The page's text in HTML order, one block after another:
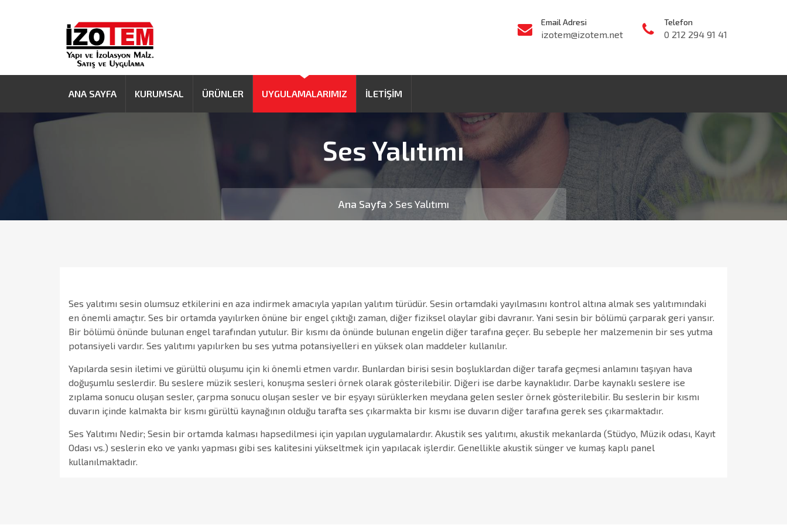
Email Adresi
izotem@izotem.net
Telefon
0 212 294 91 41
ANA SAYFA KURUMSAL ÜRÜNLER UYGULAMALARIMIZ İLETIŞIM
Ses Yalıtımı
Ana Sayfa Ses Yalıtımı
Ses yalıtımı sesin olumsuz etkilerini en aza indirmek amacıyla yapılan yalıtım türüdür. Sesin ortamdaki yayılmasını kontrol altına almak ses yalıtımındaki
en önemli amaçtır. Ses bir ortamda yayılırken önüne bir engel çıktığı zaman, diğer fiziksel olaylar gibi davranır. Yani sesin bir bölümü çarparak geri yansır.
Bir bölümü önünde bulunan engel tarafından yutulur. Bir kısmı da önünde bulunan engelin diğer tarafına geçer. Bu sebeple her malzemenin bir ses yutma
potansiyeli vardır. Ses yalıtımı yapılırken bu ses yutma potansiyelleri en yüksek olan maddeler kullanılır.
Yapılarda sesin iletimi ve gürültü oluşumu için ki önemli etmen vardır. Bunlardan birisi sesin boşluklardan diğer tarafa geçmesi anlamını taşıyan hava
doğuşumlu seslerdir. Bu seslere müzik sesleri, konuşma sesleri örnek olarak gösterilebilir. Diğeri ise darbe kaynaklıdır. Darbe kaynaklı seslere ise
zıplama sonucu oluşan sesler, çarpma sonucu oluşan sesler ve bir eşyayı sürüklerken meydana gelen sesler örnek gösterilebilir. Bu seslerin bir kısmı
duvarın içinde kalmakta bir kısmı gürültü kaynağının olduğu tarafta ses çıkarmakta bir kısmı ise duvarın diğer tarafına gerek ses çıkarmaktadır.
Ses Yalıtımı Nedir; Sesin bir ortamda kalması hapsedilmesi için yapılan uygulamalardır. Akustik ses yalıtımı, akustik mekanlarda (Stüdyo, Müzik odası, Kayıt
Odası vs.) seslerin eko ve yankı yapması gibi ses kalitesini yükseltmek için yapılacak işlerdir. Genellikle akustik sünger ve kumaş kaplı panel
kullanılmaktadır.